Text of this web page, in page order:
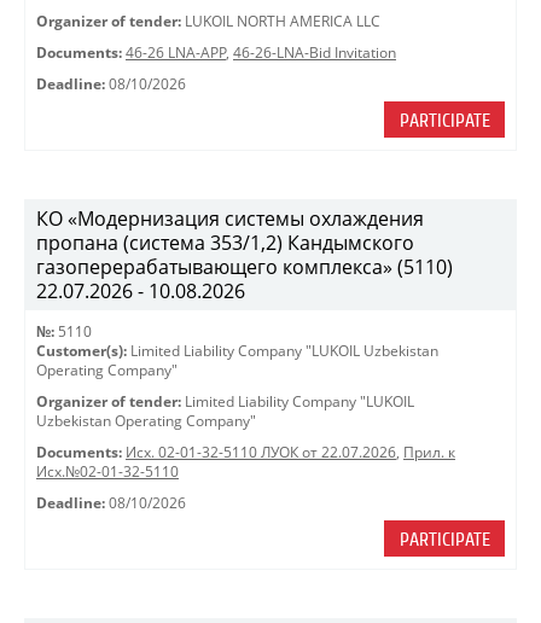
Organizer of tender: LUKOIL NORTH AMERICA LLC
Documents: 46-26 LNA-APP, 46-26-LNA-Bid Invitation
Deadline: 08/10/2026
PARTICIPATE
КО «Модернизация системы охлаждения
пропана (система 353/1,2) Кандымского
газоперерабатывающего комплекса» (5110)
22.07.2026 - 10.08.2026
№: 5110
Customer(s): Limited Liability Company "LUKOIL Uzbekistan
Operating Company"
Organizer of tender: Limited Liability Company "LUKOIL
Uzbekistan Operating Company"
Documents: Исх. 02-01-32-5110 ЛУОК от 22.07.2026, Прил. к
Исх.№02-01-32-5110
Deadline: 08/10/2026
PARTICIPATE